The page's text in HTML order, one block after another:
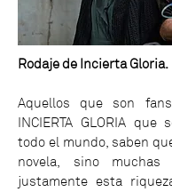
Rodaje de Incierta Gloria.
Aquellos que son
INCIERTA GLORIA que
todo el mundo, saben
novela, sino
justamente esta